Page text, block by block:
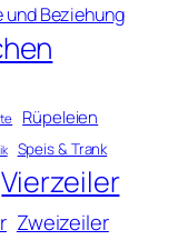
und Beziehung
Rüpeleien
Speis & Trank
Vierzeiler
Zweizeiler